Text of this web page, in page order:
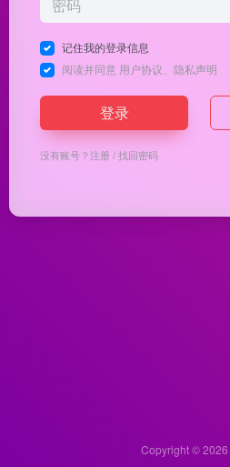
记住我的登录信息
阅读并同意 用户协议 隐私声明
登录
没有账号？注册/找回密码
Copyright © 2026